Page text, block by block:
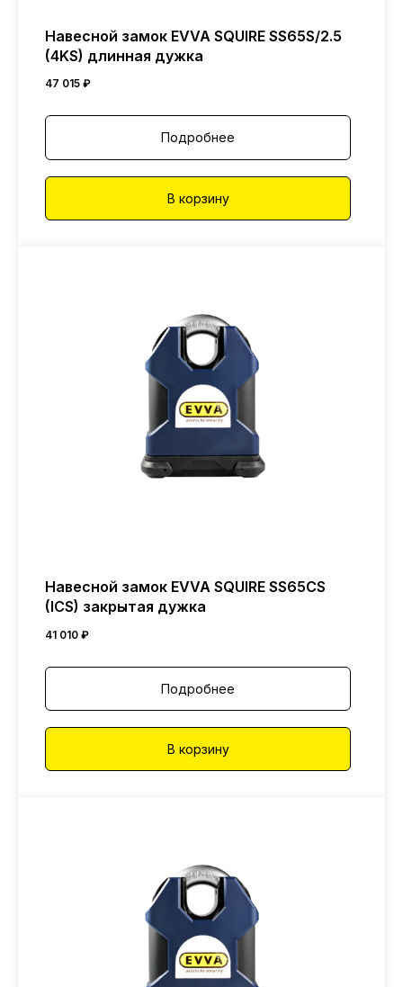
Навесной замок EVVA SQUIRE SS65S/2.5
(4KS) длинная дужка
47 015 ₽
Подробнее
В корзину
Навесной замок EVVA SQUIRE SS65CS
(ICS) закрытая дужка
41 010 ₽
Подробнее
В корзину